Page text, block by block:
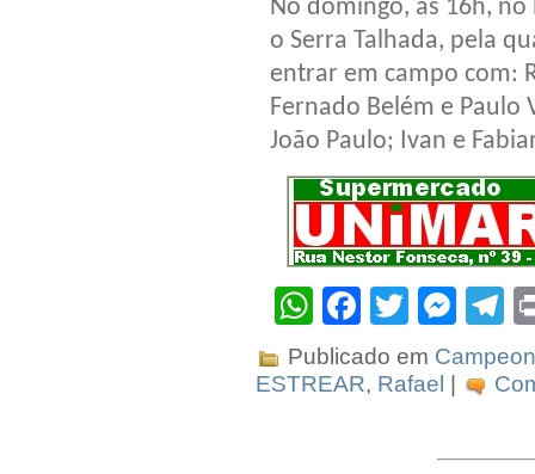
No domingo, às 16h,
o Serra Talhada, pela
entrar em campo com:
Fernado Belém e Paulo
João Paulo; Ivan e
WhatsApp
Facebook
Twitter
Publicado em
ESTREAR, Rafael